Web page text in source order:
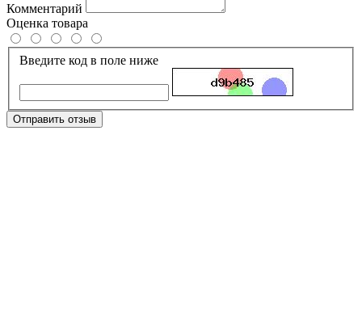
Комментарий
Оценка товара
Введите код в поле ниже
Отправить отзыв